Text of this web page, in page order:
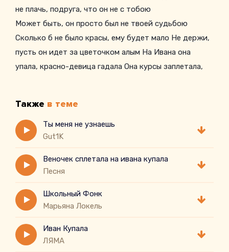
не плачь, подруга, что он не с тобою
Может быть, он просто был не твоей судьбою
Сколько б не было красы, ему будет мало Не держи,
пусть он идет за цветочком алым На Ивана она
упала, красно-девица гадала Она курсы заплетала,
искала За закатом гладь река В отражении луна Что
расскажет ей она
Чтобы душу сберегла За закатом гладь река В
отражении луна До утра она без снаную девицу
гадала Она курсы заплетала Тогоого самого искала
сердце подсказала, oh Altyazı M.K
Также в теме
Ты меня не узнаешь
Gut1K
Веночек сплетала на ивана купала
Песня
Школьный Фонк
Марьяна Локель
Иван Купала
ЛЯМА